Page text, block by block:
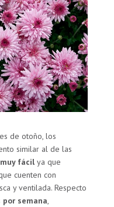
de otoño, los
similar al de las
fácilya que
cuenten con
y ventilada. Respecto
por semana,